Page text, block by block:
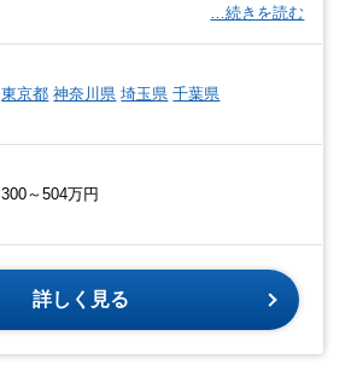
…続きを読む
東京都 神奈川県 埼玉県 千葉県
300～504万円
詳しく見る